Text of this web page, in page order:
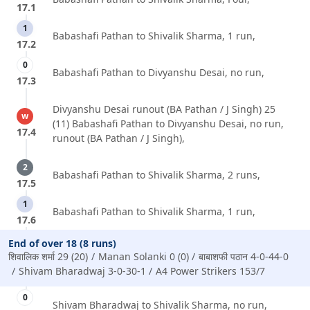
17.1
1
17.2
Babashafi Pathan to Shivalik Sharma, 1 run,
0
17.3
Babashafi Pathan to Divyanshu Desai, no run,
w
17.4
Divyanshu Desai runout (BA Pathan / J Singh) 25
(11) Babashafi Pathan to Divyanshu Desai, no run,
runout (BA Pathan / J Singh),
2
17.5
Babashafi Pathan to Shivalik Sharma, 2 runs,
1
17.6
Babashafi Pathan to Shivalik Sharma, 1 run,
End of over 18 (8 runs)
शिवालिक शर्मा 29 (20)
Manan Solanki 0 (0)
बाबाशफी पठान 4-0-44-0
Shivam Bharadwaj 3-0-30-1
A4 Power Strikers 153/7
0
Shivam Bharadwaj to Shivalik Sharma, no run,